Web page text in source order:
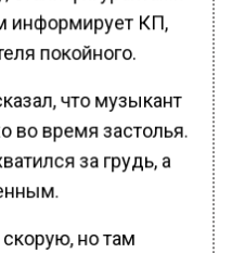
информирует КП,
покойного.
что музыкант
во время застолья.
за грудь, а
но там